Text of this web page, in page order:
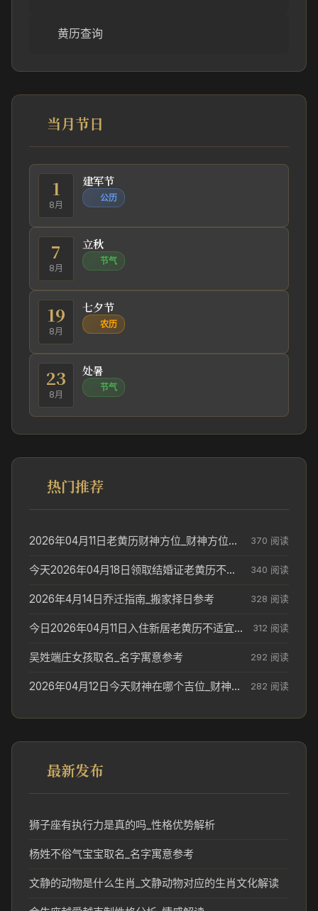
黄历查询
当月节日
1
8月
建军节
公历
7
8月
立秋
节气
19
8月
七夕节
农历
23
8月
处暑
节气
热门推荐
2026年04月11日老黄历财神方位_财神方位与供奉讲究 370 阅读
今天2026年04月18日领取结婚证老黄历不适合吗_领证日期参考 340 阅读
2026年4月14日乔迁指南_搬家择日参考 328 阅读
今日2026年04月11日入住新居老黄历不适宜吗_搬家择日参考 312 阅读
吴姓端庄女孩取名_名字寓意参考 292 阅读
2026年04月12日今天财神在哪个吉位_财神方位参考 282 阅读
最新发布
狮子座有执行力是真的吗_性格优势解析
杨姓不俗气宝宝取名_名字寓意参考
文静的动物是什么生肖_文静动物对应的生肖文化解读